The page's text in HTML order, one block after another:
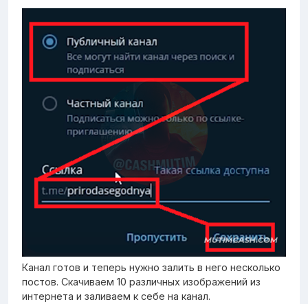
Канал готов и теперь нужно залить в него несколько
постов. Скачиваем 10 различных изображений из
интернета и заливаем к себе на канал.